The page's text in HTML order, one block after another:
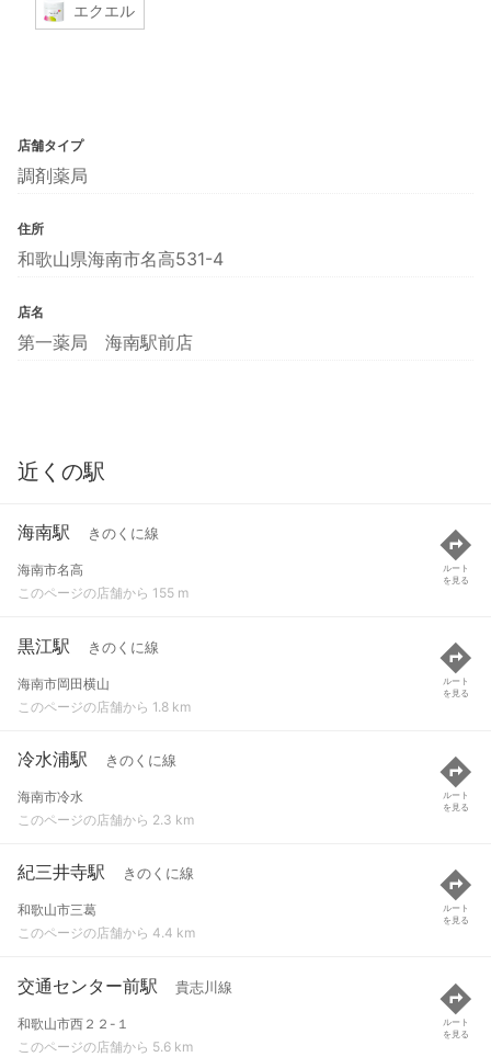
エクエル
店舗タイプ
調剤薬局
住所
和歌山県海南市名高531-4
店名
第一薬局 海南駅前店
近くの駅
海南駅 きのくに線
海南市名高
このページの店舗から 155 m
ルート
を見る
黒江駅 きのくに線
海南市岡田横山
このページの店舗から 1.8 km
ルート
を見る
冷水浦駅 きのくに線
海南市冷水
このページの店舗から 2.3 km
ルート
を見る
紀三井寺駅 きのくに線
和歌山市三葛
このページの店舗から 4.4 km
ルート
を見る
交通センター前駅 貴志川線
和歌山市西２２-１
このページの店舗から 5.6 km
ルート
を見る